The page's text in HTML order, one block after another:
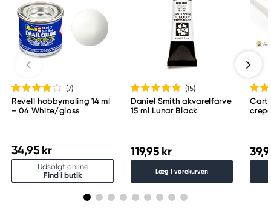
(7)
Revell hobbymaling 14 ml
– 04 White/gloss
34,95 kr
Udsolgt online
Find i butik
(15)
Daniel Smith akvarelfarve
15 ml Lunar Black
119,95 kr
Læg i varekurven